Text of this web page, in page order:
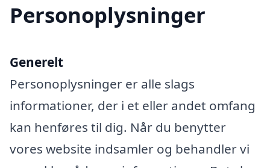
Personoplysninger
Generelt
Personoplysninger er alle slags
informationer, der i et eller andet omfang
kan henføres til dig. Når du benytter
vores website indsamler og behandler vi